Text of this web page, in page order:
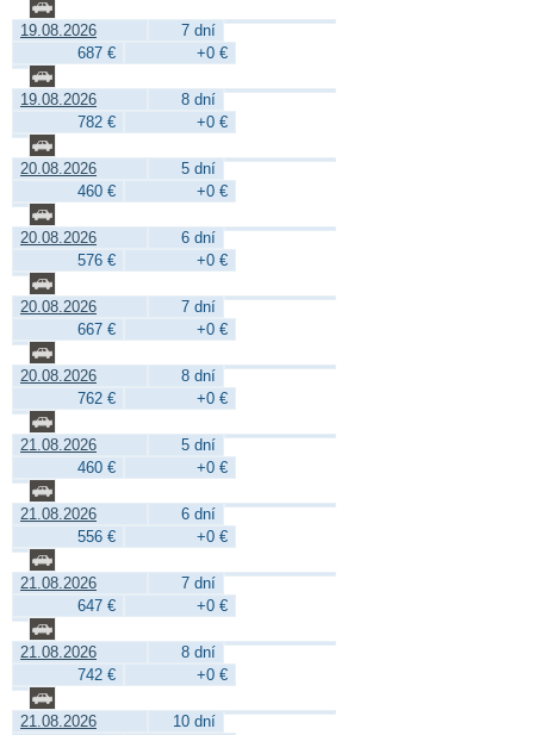
19.08.2026
7 dní
687 €
+0 €
19.08.2026
8 dní
782 €
+0 €
20.08.2026
5 dní
460 €
+0 €
20.08.2026
6 dní
576 €
+0 €
20.08.2026
7 dní
667 €
+0 €
20.08.2026
8 dní
762 €
+0 €
21.08.2026
5 dní
460 €
+0 €
21.08.2026
6 dní
556 €
+0 €
21.08.2026
7 dní
647 €
+0 €
21.08.2026
8 dní
742 €
+0 €
21.08.2026
10 dní